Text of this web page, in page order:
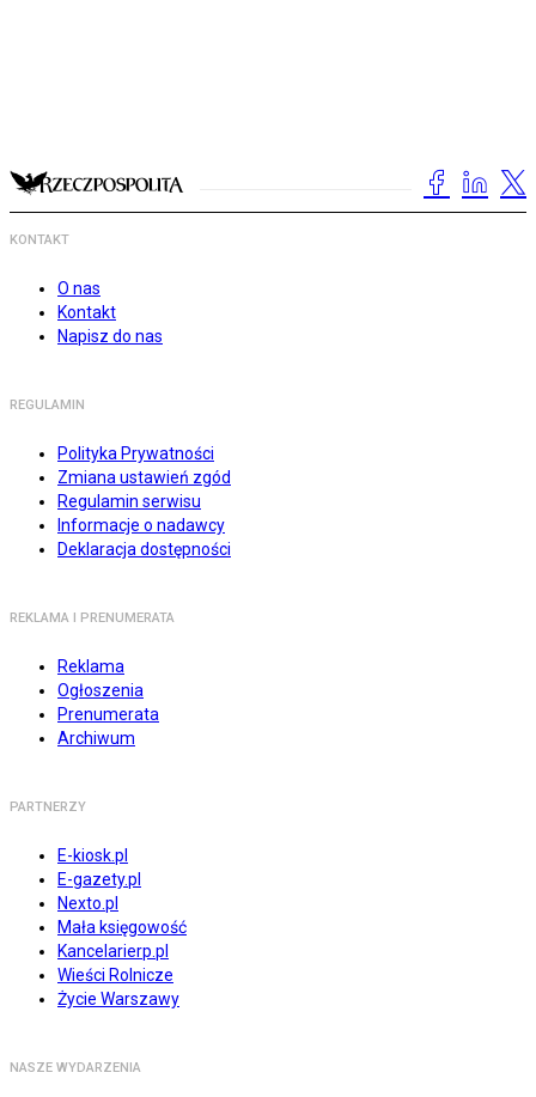
KONTAKT
O nas
Kontakt
Napisz do nas
REGULAMIN
Polityka Prywatności
Zmiana ustawień zgód
Regulamin serwisu
Informacje o nadawcy
Deklaracja dostępności
REKLAMA I PRENUMERATA
Reklama
Ogłoszenia
Prenumerata
Archiwum
PARTNERZY
E-kiosk.pl
E-gazety.pl
Nexto.pl
Mała księgowość
Kancelarierp.pl
Wieści Rolnicze
Życie Warszawy
NASZE WYDARZENIA